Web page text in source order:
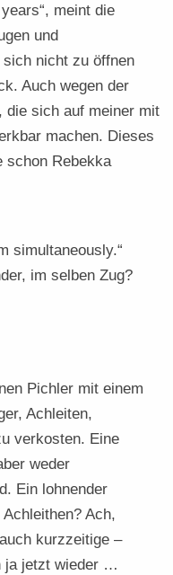
meint die
und
nicht zu öffnen
Auch wegen der
die sich auf meiner mit
machen. Dieses
schon Rebekka
simultaneously.“
im selben Zug?
Pichler mit einem
Achleiten,
verkosten. Eine
weder
Ein lohnender
Ach,
kurzzeitige –
ja jetzt wieder …